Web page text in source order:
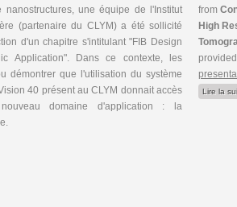
nanostructures, une équipe de l'Institut
(partenaire du CLYM) a été sollicité
d'un chapitre s'intitulant "FIB Design
Application". Dans ce contexte, les
démontrer que l'utilisation du système
40 présent au CLYM donnait accès
domaine d'application : la
from
High
Lire la